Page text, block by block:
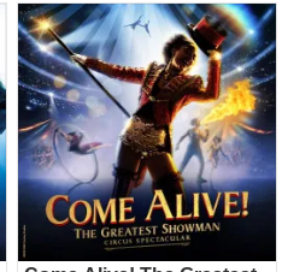
Come Alive! The Greatest
Showman Circus Spectacular